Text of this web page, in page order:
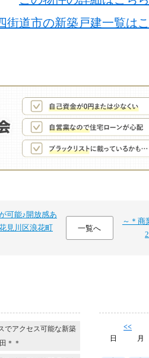
街道市の新築戸建一覧は
可能♪開放感あ
見川区浪花町
一覧へ
～＊商
でアクセス可能な新築
＊＊
<<
日
月